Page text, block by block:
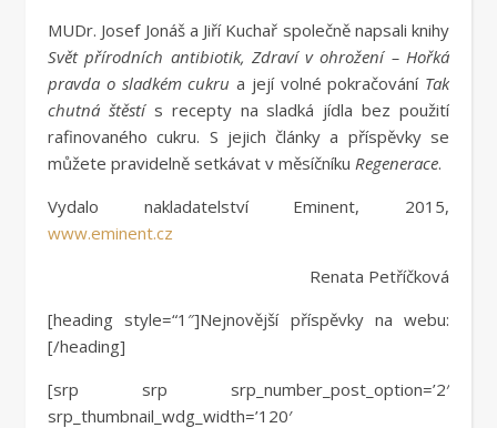
MUDr. Josef Jonáš a Jiří Kuchař společně napsali knihy
Svět přírodních antibiotik, Zdraví v ohrožení – Hořká
pravda o sladkém cukru a její volné pokračování Tak
chutná štěstís recepty na sladká jídla bez použití
rafinovaného cukru. S jejich články a příspěvky se
můžete pravidelně setkávat v měsíčníku Regenerace.
Vydalo nakladatelství Eminent, 2015,
www.eminent.cz
Renata Petříčková
[heading style=“1″]Nejnovější příspěvky na webu:
[/heading]
[srp srp srp_number_post_option=’2′
srp_thumbnail_wdg_width=’120′